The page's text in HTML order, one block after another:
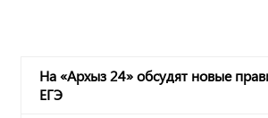
На «Архыз 24» обсудят новые
ЕГЭ